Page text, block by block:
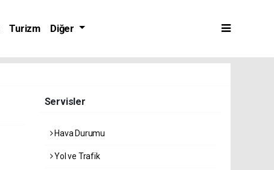
Turizm Diğer
Servisler
Hava Durumu
Yol ve Trafik